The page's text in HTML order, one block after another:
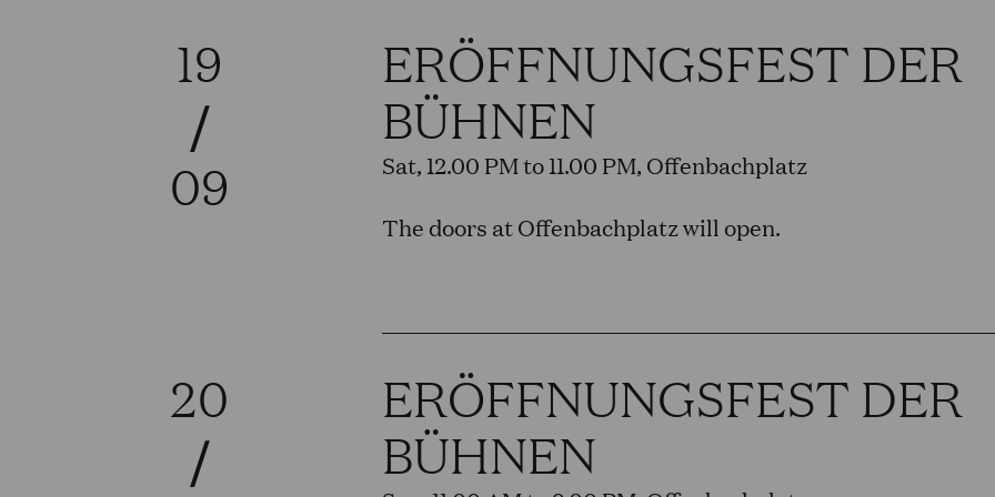
19
/
09
ERÖFFNUNGSFEST DER
BÜHNEN
Sat, 12.00 PM to 11.00 PM, Offenbachplatz
The doors at Offenbachplatz will open.
20
/
ERÖFFNUNGSFEST DER
BÜHNEN